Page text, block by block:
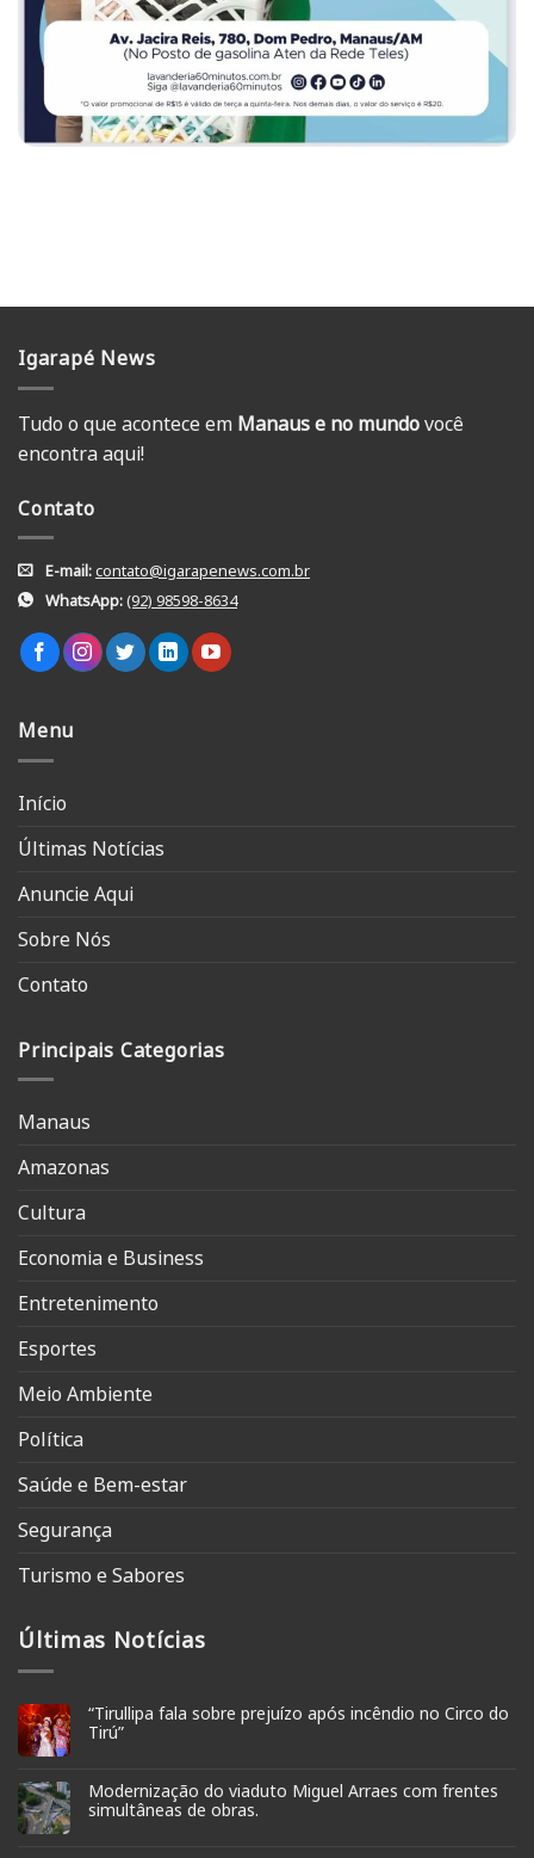
Igarapé News
Tudo o que acontece em Manaus e no mundovocê
encontra aqui!
Contato
E-mail:contato@igarapenews.com.br
WhatsApp:(92) 98598-8634
Menu
Início
Últimas Notícias
Anuncie Aqui
Sobre Nós
Contato
Principais Categorias
Manaus
Amazonas
Cultura
Economia e Business
Entretenimento
Esportes
Meio Ambiente
Política
Saúde e Bem-estar
Segurança
Turismo e Sabores
Últimas Notícias
“Tirullipa fala sobre prejuízo após incêndio no Circo do
Tirú”
Modernização do viaduto Miguel Arraes com frentes
simultâneas de obras.